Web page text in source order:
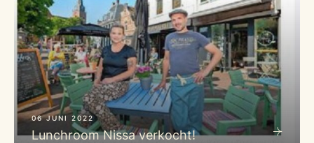
06 JUNI 2022
Lunchroom Nissa verkocht!